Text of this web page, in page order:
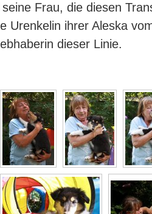
Frau, die diesen
Urenkelin ihrer Aleska
dieser Linie.